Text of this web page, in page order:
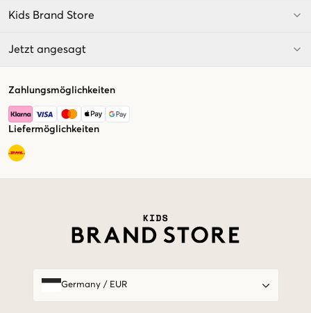
Kids Brand Store
Jetzt angesagt
Zahlungsmöglichkeiten
Liefermöglichkeiten
Germany/ EUR